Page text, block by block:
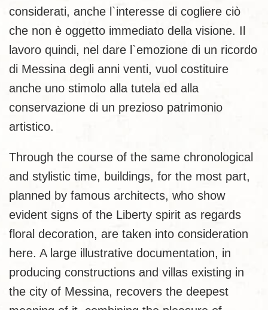
considerati, anche l`interesse di cogliere ciò
che non è oggetto immediato della visione. Il
lavoro quindi, nel dare l`emozione di un ricordo
di Messina degli anni venti, vuol costituire
anche uno stimolo alla tutela ed alla
conservazione di un prezioso patrimonio
artistico.
Through the course of the same chronological
and stylistic time, buildings, for the most part,
planned by famous architects, who show
evident signs of the Liberty spirit as regards
floral decoration, are taken into consideration
here. A large illustrative documentation, in
producing constructions and villas existing in
the city of Messina, recovers the deepest